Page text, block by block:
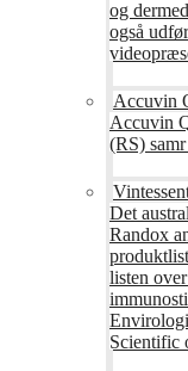
og
også
Accuvin
Accuvin
(RS)
Det
Randox
listen
Scientific